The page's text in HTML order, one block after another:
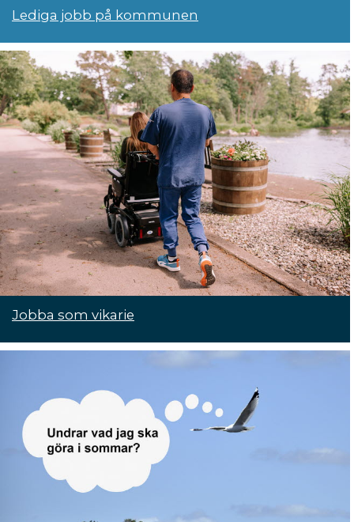
Lediga jobb på kommunen
Jobba som vikarie